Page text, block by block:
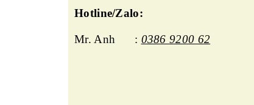
Hotline/Zalo:
Mr. Anh : 0386 9200 62